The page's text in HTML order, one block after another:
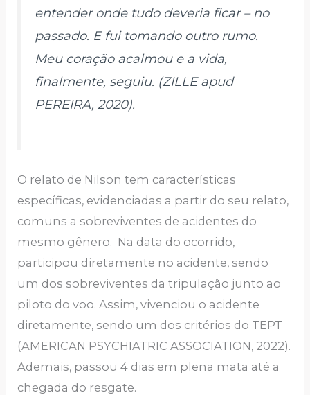
entender onde tudo deveria ficar – no
passado. E fui tomando outro rumo.
Meu coração acalmou e a vida,
finalmente, seguiu. (ZILLE apud
PEREIRA, 2020).
O relato de Nilson tem características
específicas, evidenciadas a partir do seu relato,
comuns a sobreviventes de acidentes do
mesmo gênero. Na data do ocorrido,
participou diretamente no acidente, sendo
um dos sobreviventes da tripulação junto ao
piloto do voo. Assim, vivenciou o acidente
diretamente, sendo um dos critérios do TEPT
(AMERICAN PSYCHIATRIC ASSOCIATION, 2022).
Ademais, passou 4 dias em plena mata até a
chegada do resgate.